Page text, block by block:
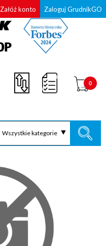
Załóż konto Zaloguj GrudnikGO
Wszystkie kategorie
0